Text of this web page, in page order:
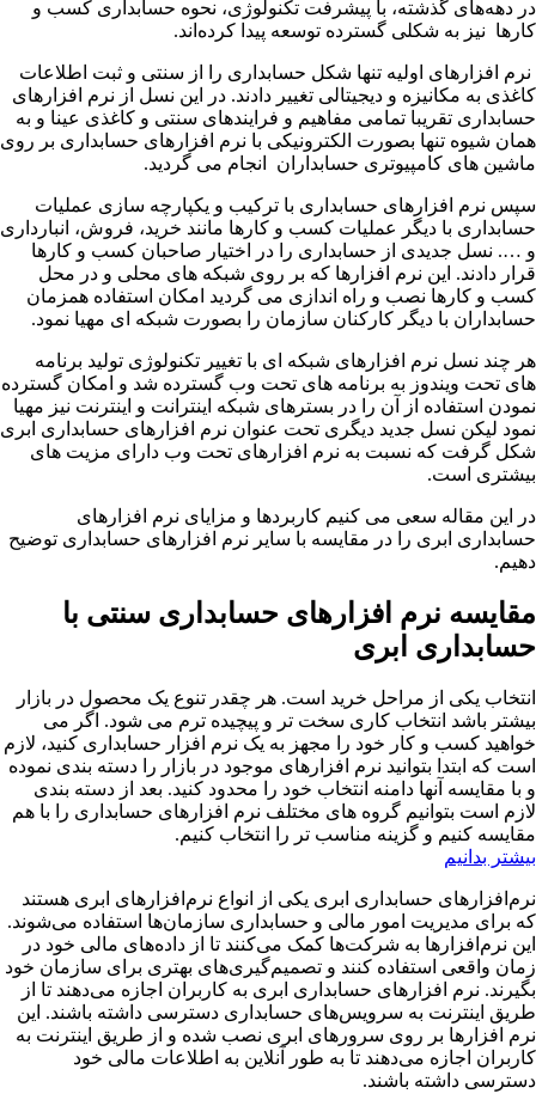
در دهه‌های گذشته، با پیشرفت تکنولوژی، نحوه حسابداری کسب و
کارها نیز به شکلی گسترده توسعه پیدا کرده‌اند.
نرم افزارهای اولیه تنها شکل حسابداری را از سنتی و ثبت اطلاعات
کاغذی به مکانیزه و دیجیتالی تغییر دادند. در این نسل از نرم افزارهای
حسابداری تقریبا تمامی مفاهیم و فرایندهای سنتی و کاغذی عینا و به
همان شیوه تنها بصورت الکترونیکی با نرم افزارهای حسابداری بر روی
ماشین های کامپیوتری حسابداران انجام می گردید.
سپس نرم افزارهای حسابداری با ترکیب و یکپارچه سازی عملیات
حسابداری با دیگر عملیات کسب و کارها مانند خرید، فروش، انبارداری
و …. نسل جدیدی از حسابداری را در اختیار صاحبان کسب و کارها
قرار دادند. این نرم افزارها که بر روی شبکه های محلی و در محل
کسب و کارها نصب و راه اندازی می گردید امکان استفاده همزمان
حسابداران با دیگر کارکنان سازمان را بصورت شبکه ای مهیا نمود.
هر چند نسل نرم افزارهای شبکه ای با تغییر تکنولوژی تولید برنامه
های تحت ویندوز به برنامه های تحت وب گسترده شد و امکان گسترده
نمودن استفاده از آن را در بسترهای شبکه اینترانت و اینترنت نیز مهیا
نمود لیکن نسل جدید دیگری تحت عنوان نرم افزارهای حسابداری ابری
شکل گرفت که نسبت به نرم افزارهای تحت وب دارای مزیت های
بیشتری است.
در این مقاله سعی می کنیم کاربردها و مزایای نرم افزارهای
حسابداری ابری را در مقایسه با سایر نرم افزارهای حسابداری توضیح
دهیم.
مقایسه نرم افزارهای حسابداری سنتی با
حسابداری ابری
انتخاب یکی از مراحل خرید است. هر چقدر تنوع یک محصول در بازار
بیشتر باشد انتخاب کاری سخت تر و پیچیده ترم می شود. اگر می
خواهید کسب و کار خود را مجهز به یک نرم افزار حسابداری کنید، لازم
است که ابتدا بتوانید نرم افزارهای موجود در بازار را دسته بندی نموده
و با مقایسه آنها دامنه انتخاب خود را محدود کنید. بعد از دسته بندی
لازم است بتوانیم گروه های مختلف نرم افزارهای حسابداری را با هم
مقایسه کنیم و گزینه مناسب تر را انتخاب کنیم.
بیشتر بدانیم
نرم‌افزارهای حسابداری ابری یکی از انواع نرم‌افزارهای ابری هستند
که برای مدیریت امور مالی و حسابداری سازمان‌ها استفاده می‌شوند.
این نرم‌افزارها به شرکت‌ها کمک می‌کنند تا از داده‌های مالی خود در
زمان واقعی استفاده کنند و تصمیم‌گیری‌های بهتری برای سازمان خود
بگیرند. نرم افزارهای حسابداری ابری به کاربران اجازه می‌دهند تا از
طریق اینترنت به سرویس‌های حسابداری دسترسی داشته باشند. این
نرم افزارها بر روی سرورهای ابری نصب شده و از طریق اینترنت به
کاربران اجازه می‌دهند تا به طور آنلاین به اطلاعات مالی خود
دسترسی داشته باشند.